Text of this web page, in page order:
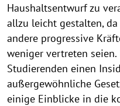
Haushaltsentwurf zu
allzu leicht gestalten,
andere progressive
weniger vertreten
Studierenden einen
außergewöhnliche
einige Einblicke in die